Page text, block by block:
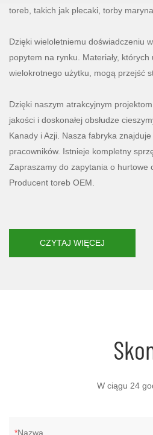
toreb, takich jak plecaki, torby
Dzięki wieloletniemu doświadczeniu
popytem na rynku. Materiały,
wielokrotnego użytku, mogą przejść
Dzięki naszym atrakcyjnym
jakości i doskonałej obsłudze
Kanady i Azji. Nasza fabryka
pracowników. Istnieje kompletny
Zapraszamy do zapytania o hurtowe
Producent toreb OEM.
CZYTAJ WIĘCEJ
W ciągu 24
Nazwa